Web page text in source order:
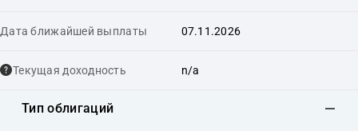
Дата ближайшей выплаты 07.11.2026
Текущая доходность n/a
Тип облигаций